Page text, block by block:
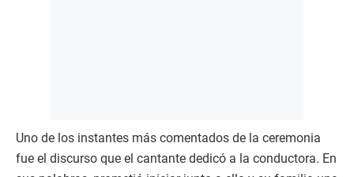
Uno de los instantes más comentados de la ceremonia
fue el discurso que el cantante dedicó a la conductora. En